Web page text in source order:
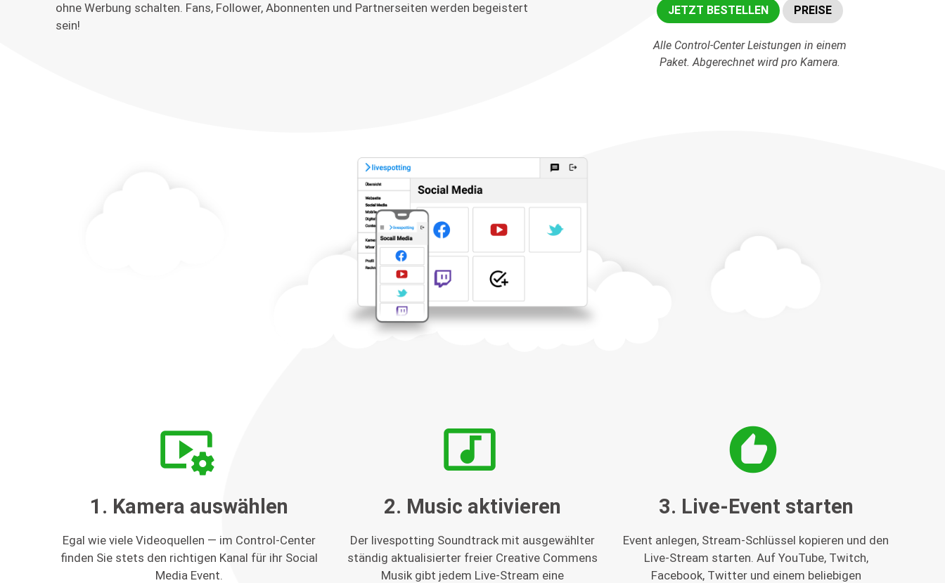
ohne Werbung schalten. Fans, Follower, Abonnenten und Partnerseiten werden begeistert
sein!
JETZT BESTELLEN PREISE
Alle Control-Center Leistungen in einem
Paket. Abgerechnet wird pro Kamera.
video_settings
1. Kamera auswählen
Egal wie viele Videoquellen — im Control-Center
finden Sie stets den richtigen Kanal für ihr Social
Media Event.
music_video
2. Music aktivieren
Der livespotting Soundtrack mit ausgewählter
ständig aktualisierter freier Creative Commens
Musik gibt jedem Live-Stream eine
recommend
3. Live-Event starten
Event anlegen, Stream-Schlüssel kopieren und den
Live-Stream starten. Auf YouTube, Twitch,
Facebook, Twitter und einem beliebigen